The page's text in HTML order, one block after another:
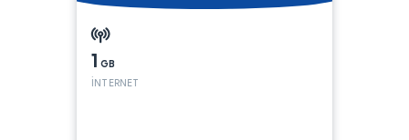
1 GB
İNTERNET